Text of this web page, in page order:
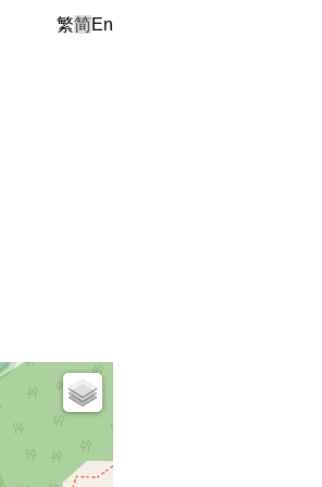
繁简En